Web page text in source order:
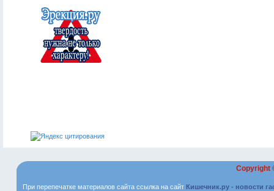
Copyright
При перепечатке материалов сайта ссылка на сайт Кишечник.ру - новости